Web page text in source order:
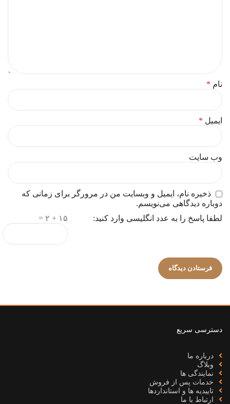
نام *
ایمیل *
وب‌ سایت
ذخیره نام، ایمیل و وبسایت من در مرورگر برای زمانی که
دوباره دیدگاهی می‌نویسم.
لطفا پاسخ را به عدد انگلیسی وارد کنید:
۱۵ + ۲ =
دسترسی سریع
درباره ما
وبلاگ
نمایندگی ها
خدمات پس از فروش
تاییدیه ها و استانداردها
ارتباط با ما